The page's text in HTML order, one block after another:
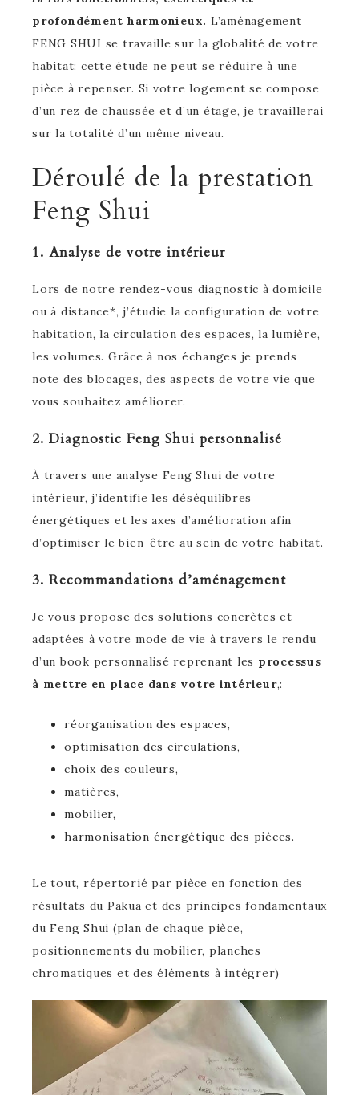
profondément harmonieux. L’aménagement
FENG SHUI se travaille sur la globalité de votre
habitat: cette étude ne peut se réduire à une
pièce à repenser. Si votre logement se compose
d’un rez de chaussée et d’un étage, je travaillerai
sur la totalité d’un même niveau.
Déroulé de la prestation
Feng Shui
1. Analyse de votre intérieur
Lors de notre rendez-vous diagnostic à domicile
ou à distance*, j’étudie la configuration de votre
habitation, la circulation des espaces, la lumière,
les volumes. Grâce à nos échanges je prends
note des blocages, des aspects de votre vie que
vous souhaitez améliorer.
2. Diagnostic Feng Shui personnalisé
À travers une analyse Feng Shui de votre
intérieur, j’identifie les déséquilibres
énergétiques et les axes d’amélioration afin
d’optimiser le bien-être au sein de votre habitat.
3. Recommandations d’aménagement
Je vous propose des solutions concrètes et
adaptées à votre mode de vie à travers le rendu
d’un book personnalisé reprenant les processus
à mettre en place dans votre intérieur,:
réorganisation des espaces,
optimisation des circulations,
choix des couleurs,
matières,
mobilier,
harmonisation énergétique des pièces.
Le tout, répertorié par pièce en fonction des
résultats du Pakua et des principes fondamentaux
du Feng Shui (plan de chaque pièce,
positionnements du mobilier, planches
chromatiques et des éléments à intégrer)